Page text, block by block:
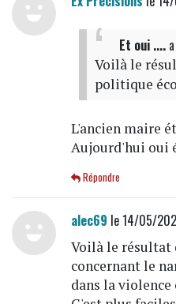
Et oui ....a
Voilà le
politique
L'ancien maire
Aujourd'hui oui
Répondre
alec69 le 14/05/
Voilà le résultat
concernant le
dans la violence